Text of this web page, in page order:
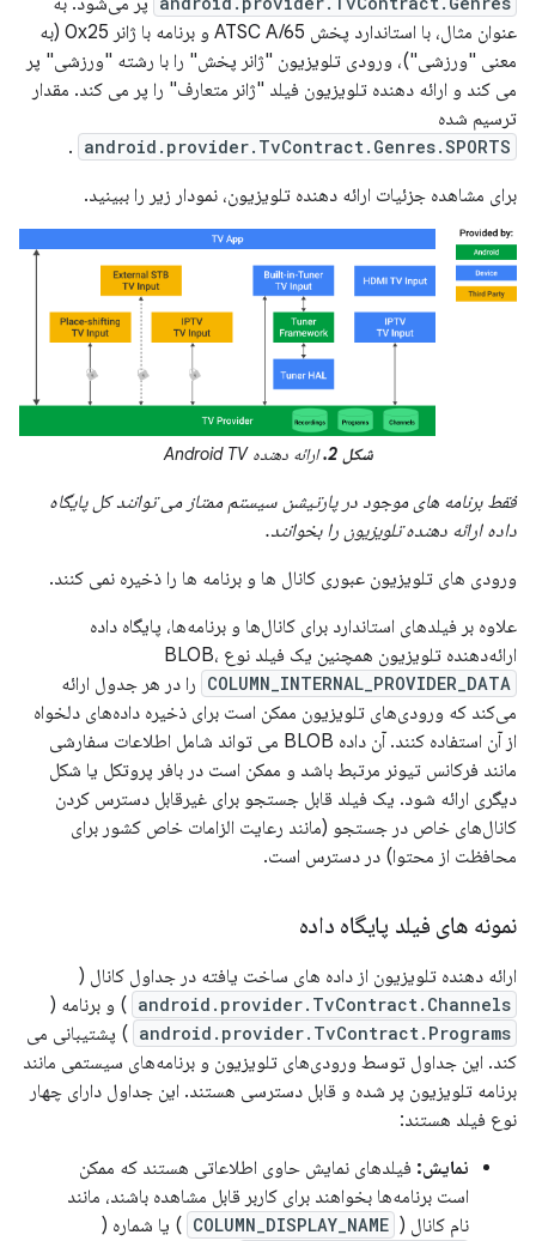
عنوان مثال، با استاندارد پخش ATSC A/65 و برنامه با ژانر 0x25 (به
معنی "ورزشی")، ورودی تلویزیون "ژانر پخش" را با رشته "ورزشی" پر
می کند و ارائه دهنده تلویزیون فیلد "ژانر متعارف" را پر می کند. مقدار
ترسیم شده
android.provider.TvContract.Genres.SPORTS
.
برای مشاهده جزئیات ارائه دهنده تلویزیون، نمودار زیر را ببینید.
شکل 2. ارائه دهنده Android TV
فقط برنامه های موجود در پارتیشن سیستم ممتاز می توانند کل پایگاه
داده ارائه دهنده تلویزیون را بخوانند.
ورودی های تلویزیون عبوری کانال ها و برنامه ها را ذخیره نمی کنند.
علاوه بر فیلدهای استاندارد برای کانال‌ها و برنامه‌ها، پایگاه داده
ارائه‌دهنده تلویزیون همچنین یک فیلد نوع BLOB،
COLUMN_INTERNAL_PROVIDER_DATA را در هر جدول ارائه
می‌کند که ورودی‌های تلویزیون ممکن است برای ذخیره داده‌های دلخواه
از آن استفاده کنند. آن داده BLOB می تواند شامل اطلاعات سفارشی
مانند فرکانس تیونر مرتبط باشد و ممکن است در بافر پروتکل یا شکل
دیگری ارائه شود. یک فیلد قابل جستجو برای غیرقابل دسترس کردن
کانال‌های خاص در جستجو (مانند رعایت الزامات خاص کشور برای
محافظت از محتوا) در دسترس است.
نمونه های فیلد پایگاه داده
ارائه دهنده تلویزیون از داده های ساخت یافته در جداول کانال (
android.provider.TvContract.Channels ) و برنامه (
android.provider.TvContract.Programs ) پشتیبانی می
کند. این جداول توسط ورودی‌های تلویزیون و برنامه‌های سیستمی مانند
برنامه تلویزیون پر شده و قابل دسترسی هستند. این جداول دارای چهار
نوع فیلد هستند:
نمایش: فیلدهای نمایش حاوی اطلاعاتی هستند که ممکن
است برنامه‌ها بخواهند برای کاربر قابل مشاهده باشند، مانند
نام کانال ( COLUMN_DISPLAY_NAME ) یا شماره (